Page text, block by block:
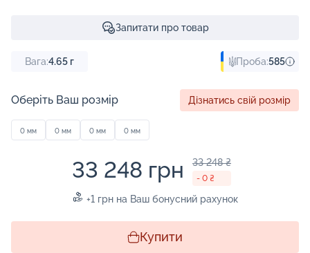
Запитати про товар
Вага:4.65 г Проба:585
Оберіть Ваш розмір Дізнатись свій розмір
0 мм 0 мм 0 мм 0 мм
33 248 грн 33 248 ₴
- 0 ₴
+1 грн на Ваш бонусний рахунок
Купити